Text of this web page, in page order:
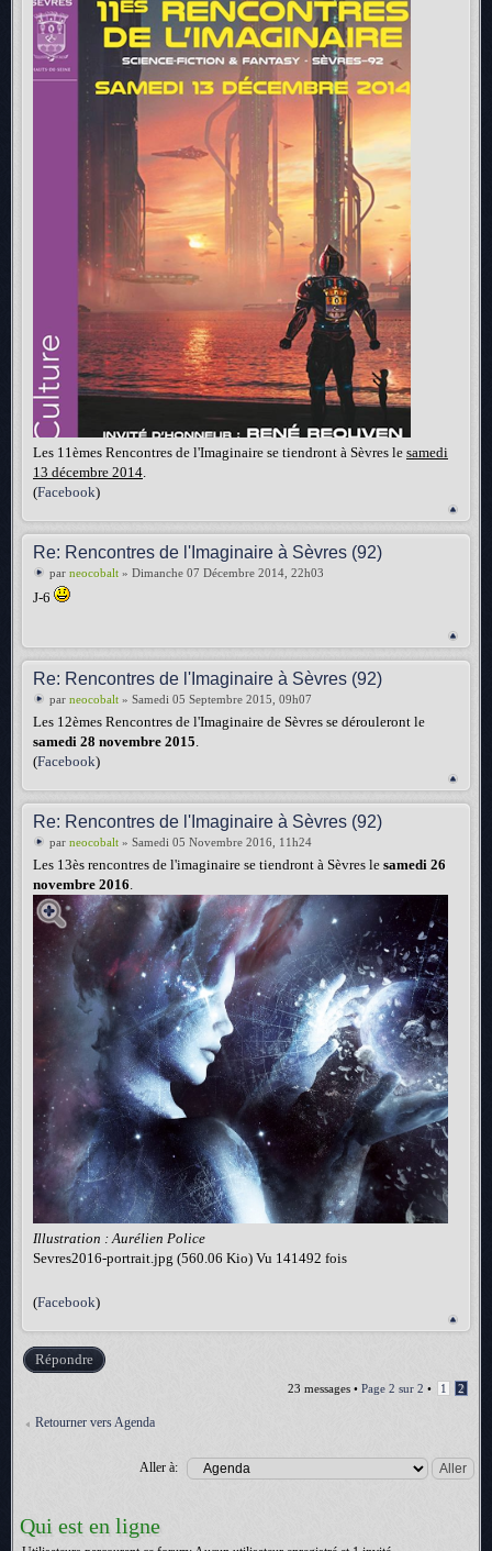
Les 11èmes Rencontres de l'Imaginaire se tiendront à Sèvres le samedi
13 décembre 2014.
(Facebook)
Re: Rencontres de l'Imaginaire à Sèvres (92)
par neocobalt » Dimanche 07 Décembre 2014, 22h03
J-6
Re: Rencontres de l'Imaginaire à Sèvres (92)
par neocobalt » Samedi 05 Septembre 2015, 09h07
Les 12èmes Rencontres de l'Imaginaire de Sèvres se dérouleront le
samedi 28 novembre 2015.
(Facebook)
Re: Rencontres de l'Imaginaire à Sèvres (92)
par neocobalt » Samedi 05 Novembre 2016, 11h24
Les 13ès rencontres de l'imaginaire se tiendront à Sèvres le samedi 26
novembre 2016.
Illustration : Aurélien Police
Sevres2016-portrait.jpg (560.06 Kio) Vu 141492 fois
(Facebook)
Répondre
23 messages • Page 2 sur 2 • 1 2
Retourner vers Agenda
Aller à:
Qui est en ligne